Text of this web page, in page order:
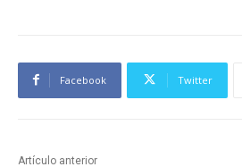
Facebook Twitter
Artículo anterior